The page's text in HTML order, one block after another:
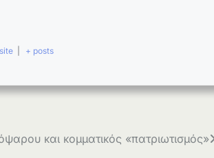
+ posts
και κομματικός «πατριωτισμός»